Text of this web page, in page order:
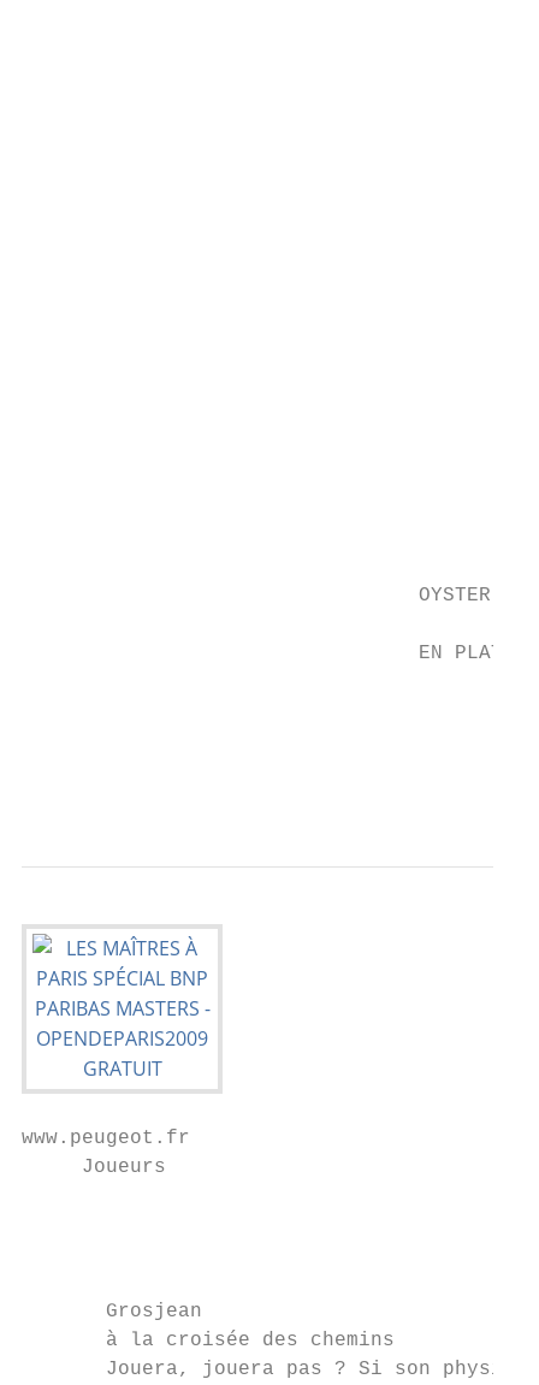
www.peugeot.fr
Joueurs
       Grosjean
       à la croisée des chemins
Jouera, jouera pas ? Si son